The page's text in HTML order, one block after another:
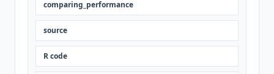
comparing_performance
source
R code